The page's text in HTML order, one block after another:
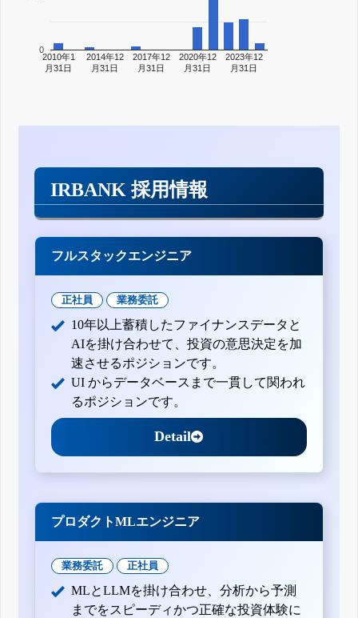
2010年1
月31日
2014年12
月31日
2017年12
月31日
2020年12
月31日
2023年12
月31日
0
IRBANK 採用情報
フルスタックエンジニア
正社員 業務委託
10年以上蓄積したファイナンスデータと
AIを掛け合わせて、投資の意思決定を加
速させるポジションです。
UI からデータベースまで一貫して関われ
るポジションです。
Detail
プロダクトMLエンジニア
業務委託 正社員
MLとLLMを掛け合わせ、分析から予測
までをスピーディかつ正確な投資体験に